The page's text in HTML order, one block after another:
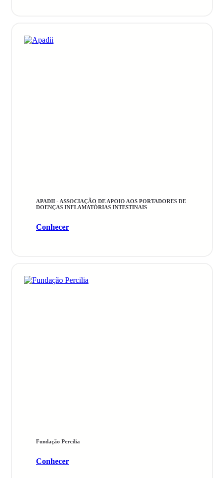
APADII - ASSOCIAÇÃO DE APOIO AOS PORTADORES DE
DOENÇAS INFLAMATÓRIAS INTESTINAIS
Conhecer
Fundação Percilia
Conhecer